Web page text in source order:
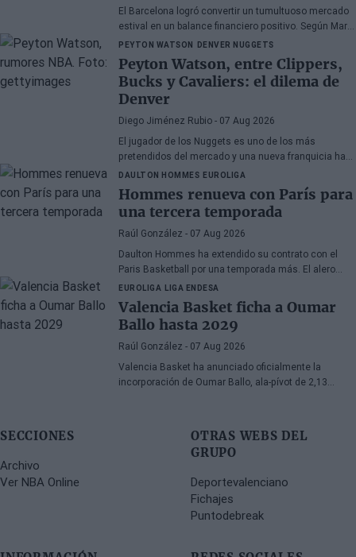
El Barcelona logró convertir un tumultuoso mercado
estival en un balance financiero positivo. Según Marc
Mundet, la sección azulgrana ingresó cerca de tres
millones de euros procedentes de salidas de
jugadores, a pesar de un proceso de transferencias
marcado por la incertidumbre y los cambios de
última hora.
PEYTON WATSON DENVER NUGGETS
Peyton Watson, entre Clippers,
Bucks y Cavaliers: el dilema de
Denver
Diego Jiménez Rubio - 07 Aug 2026
El jugador de los Nuggets es uno de los más
pretendidos del mercado y una nueva franquicia ha
entrado en la puja.
DAULTON HOMMES EUROLIGA
Hommes renueva con París para
una tercera temporada
Raúl González - 07 Aug 2026
Daulton Hommes ha extendido su contrato con el
Paris Basketball por una temporada más. El alero
estadounidense de 30 años, veterano de 58 partidos
en la Euroliga, continúa en el equipo francés tras dos
campañas marcadas por momentos decisivos en
los playoffs.
EUROLIGA LIGA ENDESA
Valencia Basket ficha a Oumar
Ballo hasta 2029
Raúl González - 07 Aug 2026
Valencia Basket ha anunciado oficialmente la
incorporación de Oumar Ballo, ala-pívot de 2,13
el proyecto de cara a las próximas temporadas en
EuroLeague y Liga Endesa.
SECCIONES
Archivo
Ver NBA Online
OTRAS WEBS DEL
GRUPO
Deportevalenciano
Fichajes
Puntodebreak